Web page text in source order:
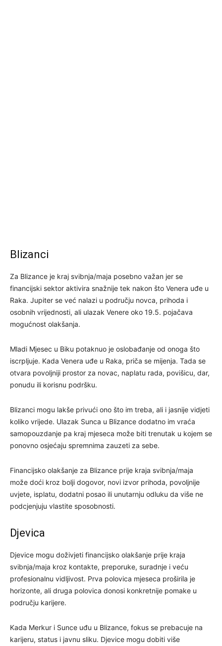
Blizanci
Za Blizance je kraj svibnja/maja posebno važan jer se
financijski sektor aktivira snažnije tek nakon što Venera uđe u
Raka. Jupiter se već nalazi u području novca, prihoda i
osobnih vrijednosti, ali ulazak Venere oko 19.5. pojačava
mogućnost olakšanja.
Mladi Mjesec u Biku potaknuo je oslobađanje od onoga što
iscrpljuje. Kada Venera uđe u Raka, priča se mijenja. Tada se
otvara povoljniji prostor za novac, naplatu rada, povišicu, dar,
ponudu ili korisnu podršku.
Blizanci mogu lakše privući ono što im treba, ali i jasnije vidjeti
koliko vrijede. Ulazak Sunca u Blizance dodatno im vraća
samopouzdanje pa kraj mjeseca može biti trenutak u kojem se
ponovno osjećaju spremnima zauzeti za sebe.
Financijsko olakšanje za Blizance prije kraja svibnja/maja
može doći kroz bolji dogovor, novi izvor prihoda, povoljnije
uvjete, isplatu, dodatni posao ili unutarnju odluku da više ne
podcjenjuju vlastite sposobnosti.
Djevica
Djevice mogu doživjeti financijsko olakšanje prije kraja
svibnja/maja kroz kontakte, preporuke, suradnje i veću
profesionalnu vidljivost. Prva polovica mjeseca proširila je
horizonte, ali druga polovica donosi konkretnije pomake u
području karijere.
Kada Merkur i Sunce uđu u Blizance, fokus se prebacuje na
karijeru, status i javnu sliku. Djevice mogu dobiti više